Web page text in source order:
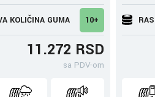
KOLIČINA GUMA 10+
11.272 RSD
sa PDV-om